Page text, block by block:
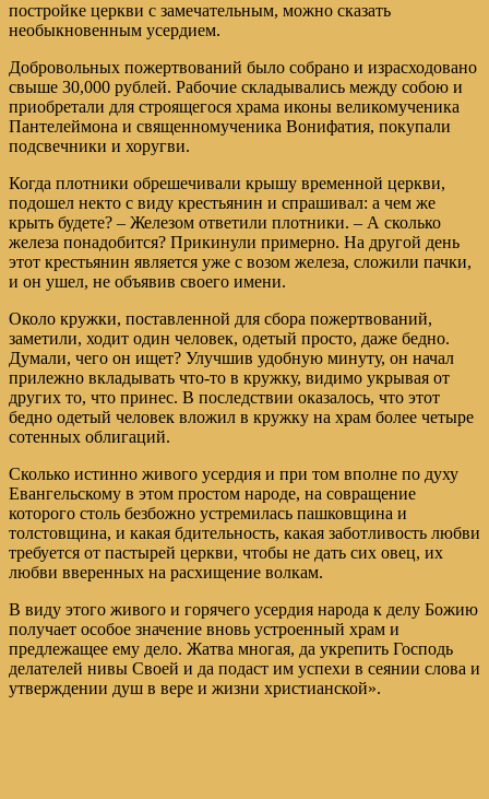
постройке церкви с замечательным, можно сказать
необыкновенным усердием.
Добровольных пожертвований было собрано и израсходовано
свыше 30,000 рублей. Рабочие складывались между собою и
приобретали для строящегося храма иконы великомученика
Пантелеймона и священномученика Вонифатия, покупали
подсвечники и хоругви.
Когда плотники обрешечивали крышу временной церкви,
подошел некто с виду крестьянин и спрашивал: а чем же
крыть будете? – Железом ответили плотники. – А сколько
железа понадобится? Прикинули примерно. На другой день
этот крестьянин является уже с возом железа, сложили пачки,
и он ушел, не объявив своего имени.
Около кружки, поставленной для сбора пожертвований,
заметили, ходит один человек, одетый просто, даже бедно.
Думали, чего он ищет? Улучшив удобную минуту, он начал
прилежно вкладывать что-то в кружку, видимо укрывая от
других то, что принес. В последствии оказалось, что этот
бедно одетый человек вложил в кружку на храм более четыре
сотенных облигаций.
Сколько истинно живого усердия и при том вполне по духу
Евангельскому в этом простом народе, на совращение
которого столь безбожно устремилась пашковщина и
толстовщина, и какая бдительность, какая заботливость любви
требуется от пастырей церкви, чтобы не дать сих овец, их
любви вверенных на расхищение волкам.
В виду этого живого и горячего усердия народа к делу Божию
получает особое значение вновь устроенный храм и
предлежащее ему дело. Жатва многая, да укрепить Господь
делателей нивы Своей и да подаст им успехи в сеянии слова и
утверждении душ в вере и жизни христианской».